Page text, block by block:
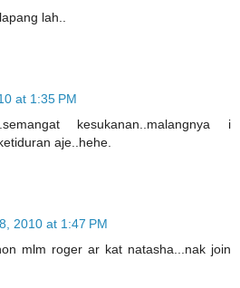
lah..
at 1:35 PM
kesukanan..malangnya i
aje..hehe.
2010 at 1:47 PM
mlm roger ar kat natasha...nak join